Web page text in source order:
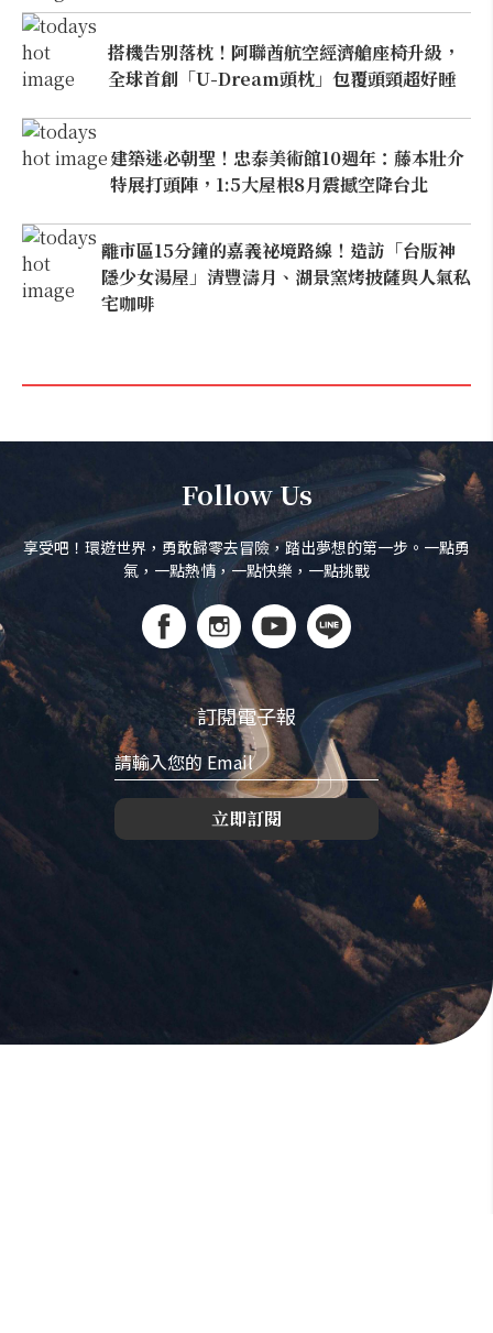
搭機告別落枕！阿聯酋航空經濟艙座椅升級，
全球首創「U-Dream頭枕」包覆頭頸超好睡
建築迷必朝聖！忠泰美術館10週年：藤本壯介
特展打頭陣，1:5大屋根8月震撼空降台北
離市區15分鐘的嘉義祕境路線！造訪「台版神
隱少女湯屋」清豐濤月、湖景窯烤披薩與人氣私
宅咖啡
Follow Us
享受吧！環遊世界，勇敢歸零去冒險，踏出夢想的第一步。一點勇
氣，一點熱情，一點快樂，一點挑戰
訂閱電子報
立即訂閱